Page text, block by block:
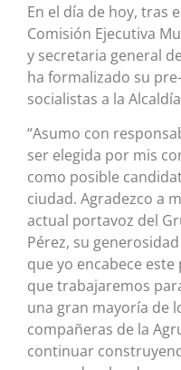
En el día de hoy, tras
Comisión Ejecutiva
y secretaria general
ha formalizado su
socialistas a la
“Asumo con
ser elegida por mis
como posible
ciudad. Agradezco a
actual portavoz del
Pérez, su
que yo encabece
que trabajaremos
una gran mayoría de
compañeras de la
continuar